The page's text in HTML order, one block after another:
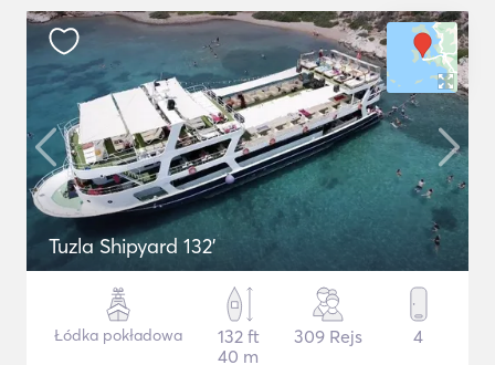
Tuzla Shipyard 132'
Łódka pokładowa
132 ft
40 m
309 Rejs 4